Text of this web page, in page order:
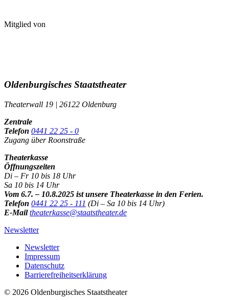
Mitglied von
Oldenburgisches Staatstheater
Theaterwall 19 | 26122 Oldenburg
Zentrale
Telefon 0441 22 25 - 0
Zugang über Roonstraße
Theaterkasse
Öffnungszeiten
Di – Fr 10 bis 18 Uhr
Sa 10 bis 14 Uhr
Vom 6.7. – 10.8.2025 ist unsere Theaterkasse in den Ferien.
Telefon 0441 22 25 - 111 (Di – Sa 10 bis 14 Uhr)
E-Mail theaterkasse@staatstheater.de
Newsletter
Newsletter
Impressum
Datenschutz
Barrierefreiheitserklärung
© 2026 Oldenburgisches Staatstheater